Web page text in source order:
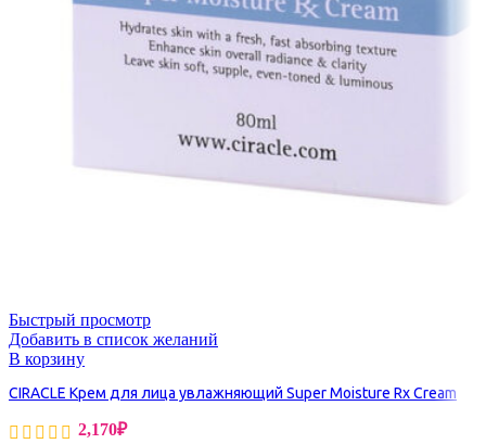
Быстрый просмотр
Добавить в список желаний
В корзину
CIRACLE Крем для лица увлажняющий Super Moisture Rx Cream
2,170₽